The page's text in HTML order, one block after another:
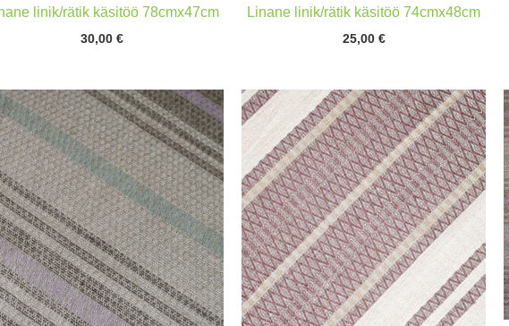
linik/rätik käsitöö 78cmx47cm
30,00€
Linane linik/rätik käsitöö 74cmx48cm
25,00 €